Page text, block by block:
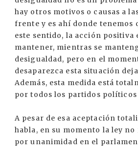
hay otros motivos o causas a
frente y es ahí donde tenemos
este sentido, la acción positiva
mantener, mientras se
desigualdad, pero en el
desaparezca esta situación
Además, esta medida está
por todos los partidos políticos
A pesar de esa aceptación
habla, en su momento la ley no
por unanimidad en el